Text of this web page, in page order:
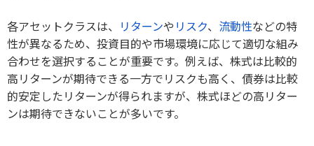
各アセットクラスは、 リターンや リスク、 流動性などの特
性が異なるため、投資目的や市場環境に応じて適切な組み
合わせを選択することが重要です。例えば、株式は比較的
高リターンが期待できる一方でリスクも高く、債券は比較
的安定したリターンが得られますが、株式ほどの高リター
ンは期待できないことが多いです。